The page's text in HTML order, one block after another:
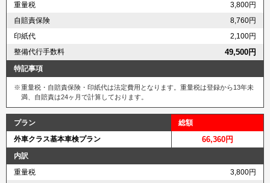
重量税
3,800円
自賠責保険
8,760円
印紙代
2,100円
整備代行手数料
49,500円
特記事項
重量税・自賠責保険・印紙代は法定費用となります。重量税は登録から13年未
満、自賠責は24ヶ月で計算しております。
プラン
総額
外車クラス基本車検プラン
66,360円
内訳
重量税
3,800円